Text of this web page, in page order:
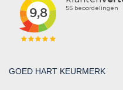
GOED HART KEURMERK